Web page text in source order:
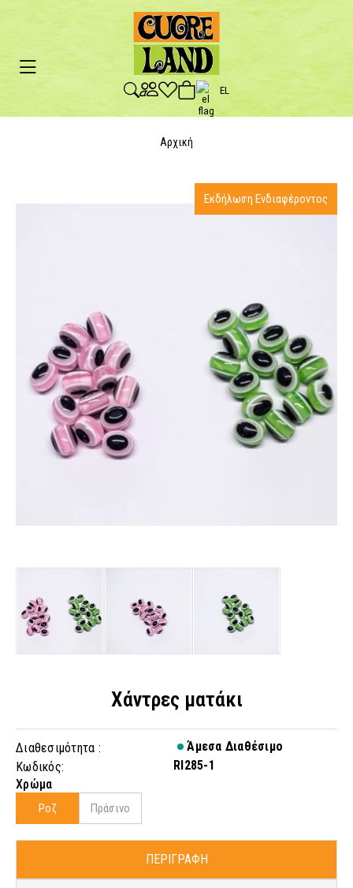
EL
Αρχική
Χάντρες ματάκι
Διαθεσιμότητα :
Άμεσα Διαθέσιμο
Κωδικός:
RI285-1
Χρώμα
Ροζ Πράσινο
ΠΕΡΙΓΡΑΦΗ
Εκδήλωση Ενδιαφέροντος